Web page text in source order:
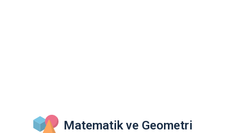
Matematik ve Geometri